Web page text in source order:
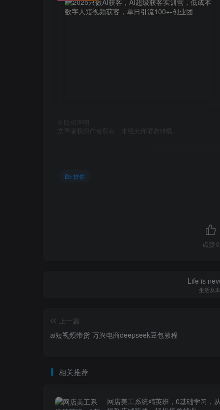
版权声明
文章版权归作者所有，未经允许请勿转载。
软件
点赞 0
Life is
生活从
上一篇
ai短视频带货-万兴电商deepseek豆包教程
相关推荐
网店美工系统精英班，0基础学习，